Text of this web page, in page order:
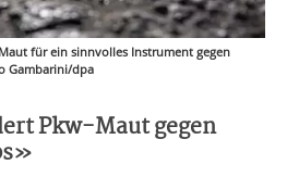
für ein sinnvolles Instrument gegen
Gambarini/dpa
Pkw-Maut gegen